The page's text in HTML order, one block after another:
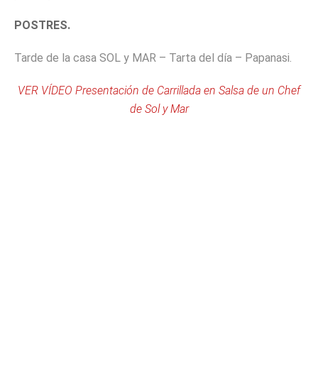
POSTRES.
Tarde de la casa SOL y MAR – Tarta del día – Papanasi.
VER VÍDEO Presentación de Carrillada en Salsa de un Chef
de Sol y Mar